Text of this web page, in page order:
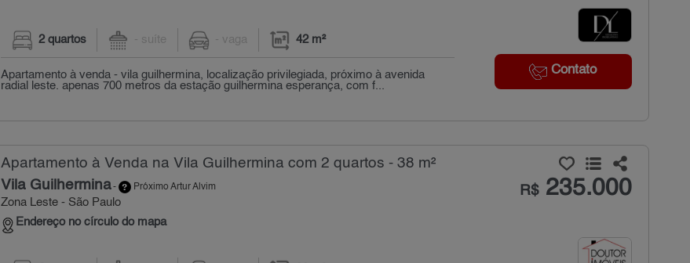
Contato
2 quartos - suíte - vaga 42 m²
Apartamento à venda - vila guilhermina, localização privilegiada, próximo à avenida
radial leste. apenas 700 metros da estação guilhermina esperança, com f...
Apartamento à Venda na Vila Guilhermina com 2 quartos - 38 m²
Vila Guilhermina- Próximo Artur Alvim
Zona Leste - São Paulo
Endereço no círculo do mapa
R$235.000